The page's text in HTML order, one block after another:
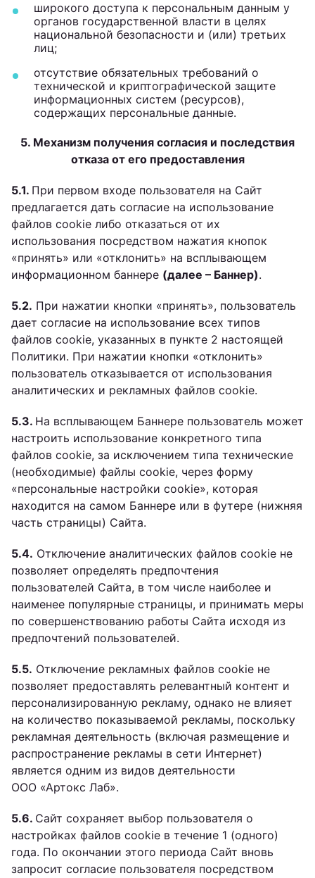
широкого доступа к персональным данным у
органов государственной власти в целях
национальной безопасности и (или) третьих
лиц;
отсутствие обязательных требований о
технической и криптографической защите
информационных систем (ресурсов),
содержащих персональные данные.
5. Механизм получения согласия и последствия
отказа от его предоставления
5.1. При первом входе пользователя на Сайт
предлагается дать согласие на использование
файлов cookie либо отказаться от их
использования посредством нажатия кнопок
«принять» или «отклонить» на всплывающем
информационном баннере (далее – Баннер).
5.2. При нажатии кнопки «принять», пользователь
дает согласие на использование всех типов
файлов cookie, указанных в пункте 2 настоящей
Политики. При нажатии кнопки «отклонить»
пользователь отказывается от использования
аналитических и рекламных файлов cookie.
5.3. На всплывающем Баннере пользователь может
настроить использование конкретного типа
файлов cookie, за исключением типа технические
(необходимые) файлы cookie, через форму
«персональные настройки cookie», которая
находится на самом Баннере или в футере (нижняя
часть страницы) Сайта.
5.4. Отключение аналитических файлов cookie не
позволяет определять предпочтения
пользователей Сайта, в том числе наиболее и
наименее популярные страницы, и принимать меры
по совершенствованию работы Сайта исходя из
предпочтений пользователей.
5.5. Отключение рекламных файлов cookie не
позволяет предоставлять релевантный контент и
персонализированную рекламу, однако не влияет
на количество показываемой рекламы, поскольку
рекламная деятельность (включая размещение и
распространение рекламы в сети Интернет)
является одним из видов деятельности
ООО «Артокс Лаб».
5.6. Сайт сохраняет выбор пользователя о
настройках файлов cookie в течение 1 (одного)
года. По окончании этого периода Сайт вновь
запросит согласие пользователя посредством